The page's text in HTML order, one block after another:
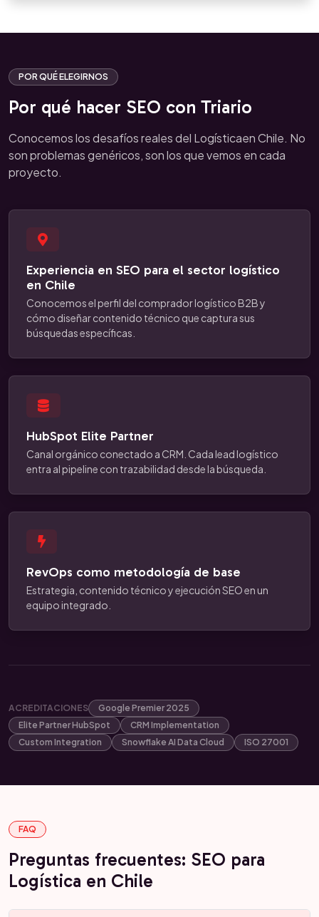
POR QUÉ ELEGIRNOS
Por qué hacer SEO con Triario
Conocemos los desafíos reales del Logísticaen Chile. No
son problemas genéricos, son los que vemos en cada
proyecto.
Experiencia en SEO para el sector logístico
en Chile
Conocemos el perfil del comprador logístico B2B y
cómo diseñar contenido técnico que captura sus
búsquedas específicas.
HubSpot Elite Partner
Canal orgánico conectado a CRM. Cada lead logístico
entra al pipeline con trazabilidad desde la búsqueda.
RevOps como metodología de base
Estrategia, contenido técnico y ejecución SEO en un
equipo integrado.
ACREDITACIONES
Google Premier 2025
Elite Partner HubSpot
CRM Implementation
Custom Integration
Snowflake AI Data Cloud ISO 27001
FAQ
Preguntas frecuentes: SEO para
Logística en Chile